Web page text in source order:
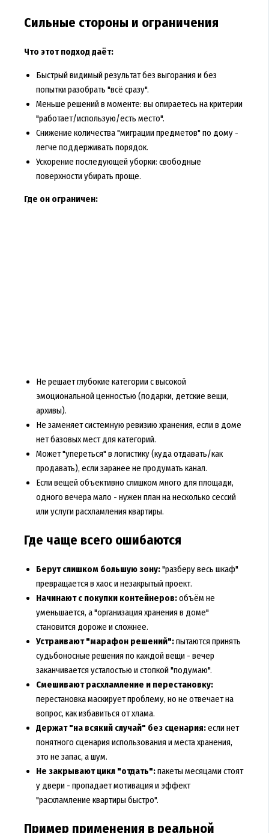
Сильные стороны и ограничения
Что этот подход даёт:
Быстрый видимый результат без выгорания и без
попытки разобрать "всё сразу".
Меньше решений в моменте: вы опираетесь на критерии
"работает/использую/есть место".
Снижение количества "миграции предметов" по дому -
легче поддерживать порядок.
Ускорение последующей уборки: свободные
поверхности убирать проще.
Где он ограничен:
Не решает глубокие категории с высокой
эмоциональной ценностью (подарки, детские вещи,
архивы).
Не заменяет системную ревизию хранения, если в доме
нет базовых мест для категорий.
Может "упереться" в логистику (куда отдавать/как
продавать), если заранее не продумать канал.
Если вещей объективно слишком много для площади,
одного вечера мало - нужен план на несколько сессий
или услуги расхламления квартиры.
Где чаще всего ошибаются
Берут слишком большую зону:"разберу весь шкаф"
превращается в хаос и незакрытый проект.
Начинают с покупки контейнеров:объём не
уменьшается, а "организация хранения в доме"
становится дороже и сложнее.
Устраивают "марафон решений":пытаются принять
судьбоносные решения по каждой вещи - вечер
заканчивается усталостью и стопкой "подумаю".
Смешивают расхламление и перестановку:
перестановка маскирует проблему, но не отвечает на
вопрос, как избавиться от хлама.
Держат "на всякий случай" без сценария:если нет
понятного сценария использования и места хранения,
это не запас, а шум.
Не закрывают цикл "отдать":пакеты месяцами стоят
у двери - пропадает мотивация и эффект
"расхламление квартиры быстро".
Пример применения в реальной